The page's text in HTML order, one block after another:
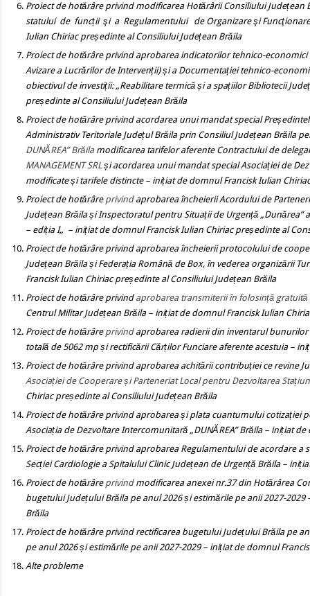
Proiect de hotărâre privind modificarea HotărâriiConsiliuluiJudețean
statului de funcții şi a Regulamentului de Organizare şi
Iulian Chiriac președinte al Consiliului Județean Brăila
Proiect de hotărâre privind aprobarea indicatorilor tehnico-economici
Avizare a Lucrărilor de Intervenții) și a Documentației tehnico-
obiectivul de investiții:„Reabilitare termică și a spațiilor Bibliotecii
președinte al Consiliului Județean Brăila
Proiect de hotărâreprivind acordarea unui mandat special
Administrativ Teritoriale Județul Brăila prin Consiliul Județean Brăila
DUNĂREA” Brăila modificarea tarifelor aferente Contractului de
MANAGEMENT SRLși acordarea unui mandat special Asociației de
modificate și tarifele distincte – inițiat de domnul Francisk Iulian
Proiect de hotărâre privind aprobarea încheierii Acordului de
Județean Brăila și Inspectoratul pentru Situații de Urgență „Dunărea”
– ediția I„ – inițiat de domnul Francisk Iulian Chiriac președinte al
Proiect de hotărâre privind aprobarea încheierii protocolului de
Județean Brăila și Federația Română de Box, în vederea organizării
Francisk Iulian Chiriac președinte al Consiliului Județean Brăila
Proiect de hotărâre privind aprobarea transmiterii în folosință
Centrul Militar Județean Brăila – inițiat de domnul Francisk Iulian
Proiect de hotărâre privind aprobarea radierii din inventarul
totală de 5062 mp și rectificării Cărților Funciare aferente acestuia –
Proiect de hotărâre privind aprobarea achitării contribuției ce revine
Asociației de Cooperare și Parteneriat Local pentru Dezvoltarea
Chiriac președinte al Consiliului Județean Brăila
Proiect de hotărâre privind aprobarea și plata cuantumului cotizației
Asociația de Dezvoltare Intercomunitară „DUNĂREA” Brăila – inițiat de
Proiect de hotărâre privind aprobarea Regulamentului de acordare
Secției Cardiologie a Spitalului Clinic Județean de Urgență Brăila –
Proiect de hotărâre privind modificarea anexei nr.37 din Hotărârea
bugetului Județului Brăila pe anul 2026 și estimările pe anii 2027-2029
Brăila
Proiect de hotărâre privind rectificarea bugetului Județului Brăila pe
pe anul 2026 și estimările pe anii 2027-2029 – inițiat de domnul
Alte probleme